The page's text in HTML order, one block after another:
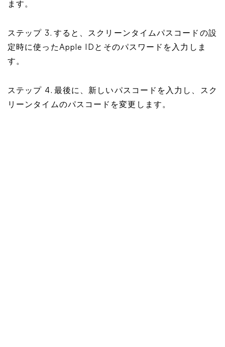
ます。
ステップ 3. すると、スクリーンタイムパスコードの設
定時に使ったApple IDとそのパスワードを入力しま
す。
ステップ 4. 最後に、新しいパスコードを入力し、スク
リーンタイムのパスコードを変更します。